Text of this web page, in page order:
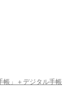
」＋デジタル手帳